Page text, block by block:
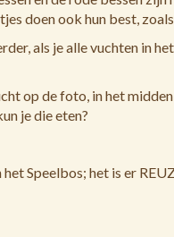
doen ook hun best,
als je alle vuchten in
op de foto, in het
je die eten?
het Speelbos; het is er